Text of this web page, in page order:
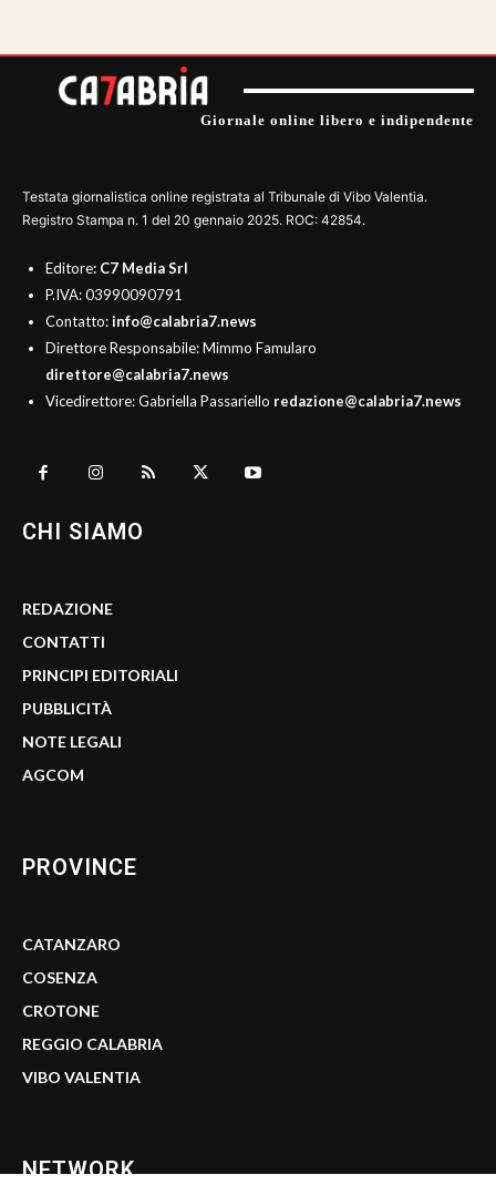
Giornale online libero e indipendente
Testata giornalistica online registrata al Tribunale di Vibo Valentia.
Registro Stampa n. 1 del 20 gennaio 2025. ROC: 42854.
Editore: C7 Media Srl
P.IVA: 03990090791
Contatto:info@calabria7.news
Direttore Responsabile: Mimmo Famularo
direttore@calabria7.news
Vicedirettore: Gabriella Passariello redazione@calabria7.news
CHI SIAMO
REDAZIONE
CONTATTI
PRINCIPI EDITORIALI
PUBBLICITÀ
NOTE LEGALI
AGCOM
PROVINCE
CATANZARO
COSENZA
CROTONE
REGGIO CALABRIA
VIBO VALENTIA
NETWORK